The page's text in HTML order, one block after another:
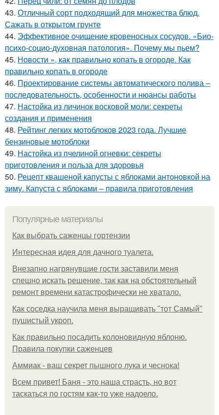
43. Отличный сорт подходящий для множества блюд.
Сажать в открытом грунте
44. Эффективное очищение кровеносных сосудов. «Био-
психо-социо-духовная патология». Почему мы пьем?
45. Новости », как правильно копать в огороде. Как
правильно копать в огороде
46. Проектирование системы автоматического полива –
последовательность, особенности и нюансы работы
47. Настойка из личинок восковой моли: секреты
создания и применения
48. Рейтинг легких мотоблоков 2023 года. Лучшие
бензиновые мотоблоки
49. Настойка из пчелиной огневки: секреты
приготовления и польза для здоровья
50. Рецепт квашеной капусты с яблоками антоновкой на
зиму. Капуста с яблоками – правила приготовления
Популярные материалы
Как выбрать саженцы гортензии
Интересная идея для дачного туалета.
Внезапно нагрянувшие гости заставили меня
спешно искать решение, так как на обстоятельный
ремонт времени катастрофически не хватало.
Как соседка научила меня выращивать "тот Самый"
пушистый укроп.
Как правильно посадить колоновидную яблоню.
Правила покупки саженцев
Аммиак - ваш секрет пышного лука и чеснока!
Всем привет! Баня - это наша страсть, но вот
таскаться по гостям как-то уже надоело.